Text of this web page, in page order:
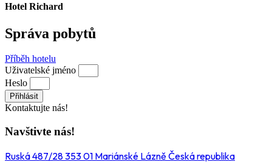
Hotel Richard
Správa pobytů
Příběh hotelu
Uživatelské jméno
Heslo
Přihlásit
Kontaktujte nás!
Navštivte nás!
Ruská 487/28 353 01 Mariánské Lázně Česká republika